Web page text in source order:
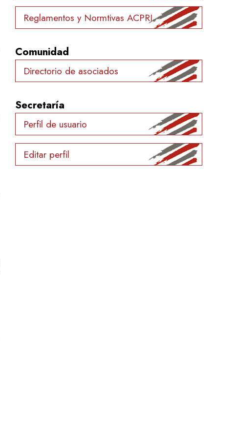
Reglamentos y Normtivas ACPRI
Comunidad
Directorio de asociados
Secretaría
Perfil de usuario
Editar perfil